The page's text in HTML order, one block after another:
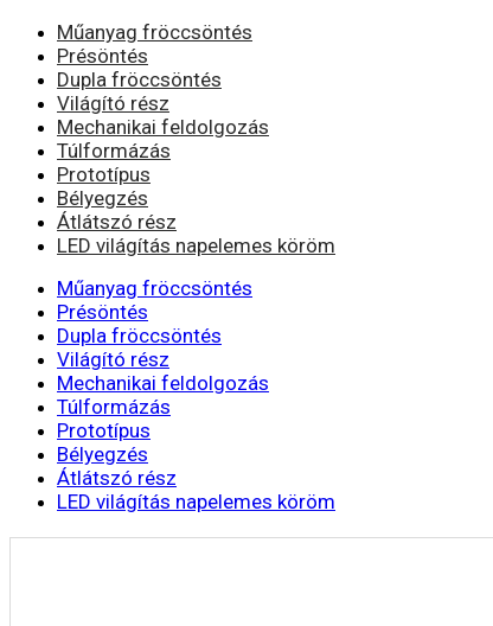
Műanyag fröccsöntés
Présöntés
Dupla fröccsöntés
Világító rész
Mechanikai feldolgozás
Túlformázás
Prototípus
Bélyegzés
Átlátszó rész
LED világítás napelemes köröm
Műanyag fröccsöntés
Présöntés
Dupla fröccsöntés
Világító rész
Mechanikai feldolgozás
Túlformázás
Prototípus
Bélyegzés
Átlátszó rész
LED világítás napelemes köröm